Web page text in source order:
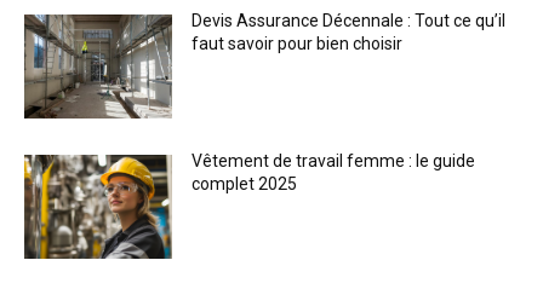
Devis Assurance Décennale : Tout ce qu’il
faut savoir pour bien choisir
Vêtement de travail femme : le guide
complet 2025